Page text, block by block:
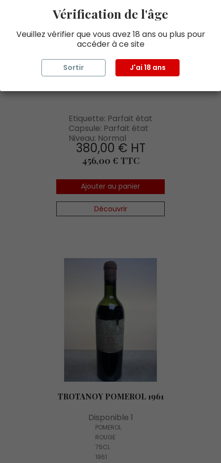
TROTANOY POMEROL 1975
Disponible 1
POMEROL
1975
Etiquette: Parfait état
Capsule: Parfait état
Niveau: Normal
380,00 € HT
Prix
456,00 € TTC
Ajouter au panier
Découvrir
TROTANOY POMEROL 1961
Disponible 1
POMEROL
ROUGE
75CL
1961
Vérification de l'âge
Veuillez vérifier que vous avez 18 ans ou plus pour
accéder à ce site
Sortir J'ai 18 ans